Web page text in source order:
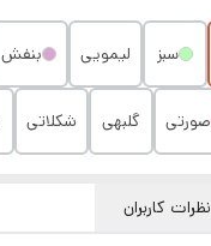
سبز لیمویی بنفش
صورتی گلبهی شکلاتی
نظرات کاربران